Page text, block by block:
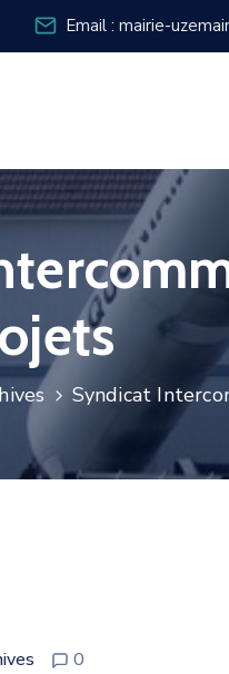
Email : mairie-
Syndicat
0